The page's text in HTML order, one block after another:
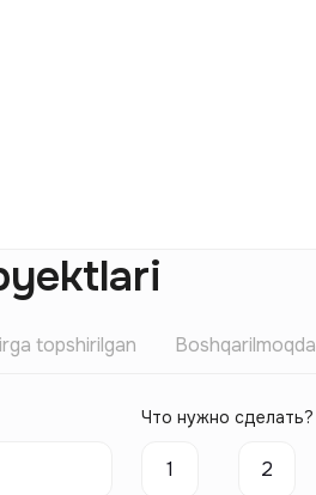
topshirilgan Boshqarilmoqda
Что нужно сделать?
1 2